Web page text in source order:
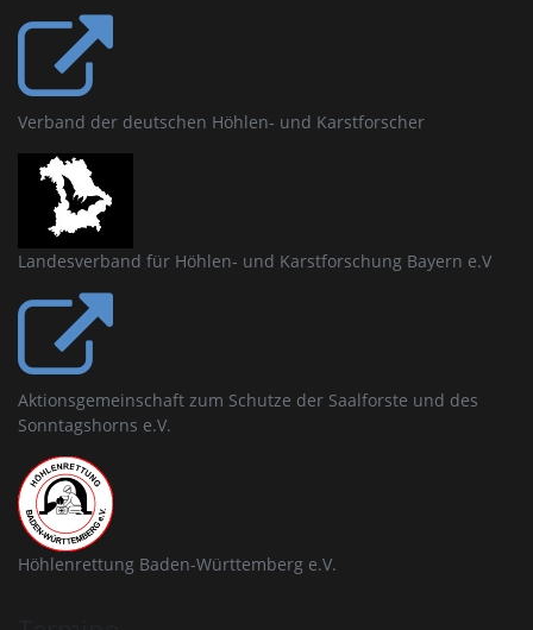
Verband der deutschen Höhlen- und Karstforscher
Landesverband für Höhlen- und Karstforschung Bayern e.V
Aktionsgemeinschaft zum Schutze der Saalforste und des
Sonntagshorns e.V.
Höhlenrettung Baden-Württemberg e.V.